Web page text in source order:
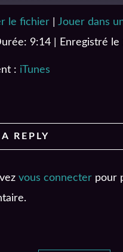
le fichier
Jouer dans
9:14 Enregistré
: iTunes
REPLY
vous connecter pour